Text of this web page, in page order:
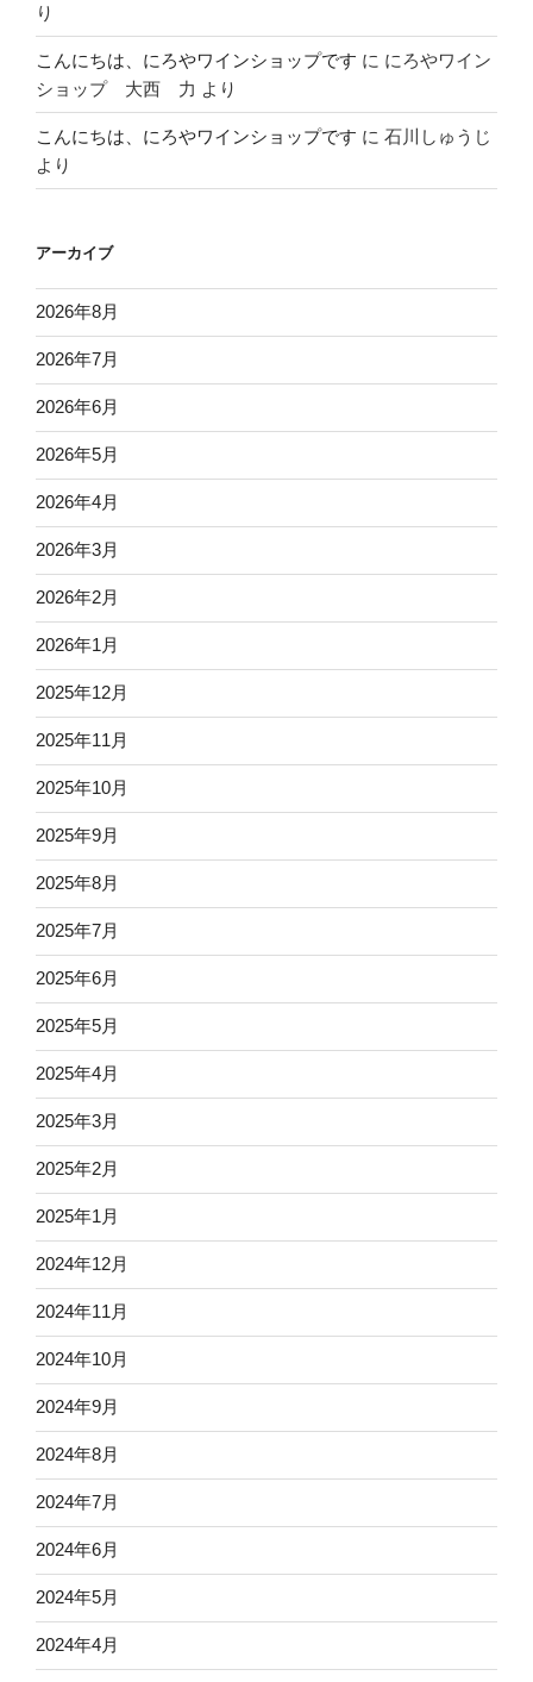
り
こんにちは、にろやワインショップです に にろやワイン
ショップ 大西 力 より
こんにちは、にろやワインショップです に 石川しゅうじ
より
アーカイブ
2026年8月
2026年7月
2026年6月
2026年5月
2026年4月
2026年3月
2026年2月
2026年1月
2025年12月
2025年11月
2025年10月
2025年9月
2025年8月
2025年7月
2025年6月
2025年5月
2025年4月
2025年3月
2025年2月
2025年1月
2024年12月
2024年11月
2024年10月
2024年9月
2024年8月
2024年7月
2024年6月
2024年5月
2024年4月